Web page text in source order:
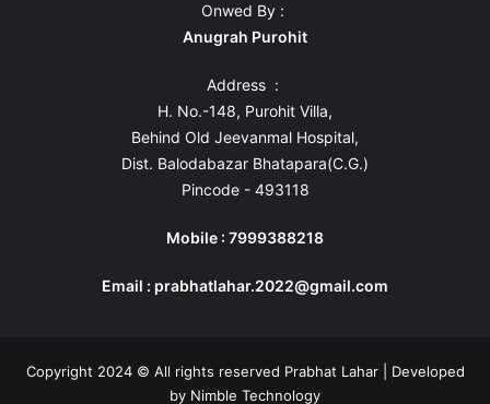
Onwed By :
Anugrah Purohit
Address :
H. No.-148, Purohit Villa,
Behind Old Jeevanmal Hospital,
Dist. Balodabazar Bhatapara(C.G.)
Pincode - 493118
Mobile : 7999388218
Email : prabhatlahar.2022@gmail.com
Copyright 2024 © All rights reserved Prabhat Lahar | Developed
by Nimble Technology